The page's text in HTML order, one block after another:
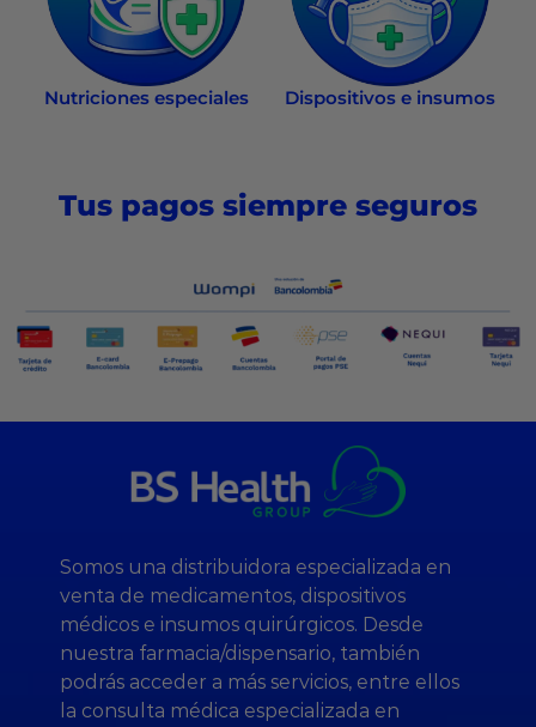
Nutriciones especiales Dispositivos e insumos
Tus pagos siempre seguros
Somos una distribuidora especializada en
venta de medicamentos, dispositivos
médicos e insumos quirúrgicos. Desde
nuestra farmacia/dispensario, también
podrás acceder a más servicios, entre ellos
la consulta médica especializada en